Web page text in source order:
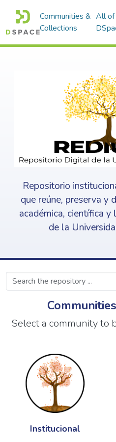
Communities &
Collections
All of
Repositorio
que reúne, preserva y
académica, científica
de la
Select a community to
Institucional